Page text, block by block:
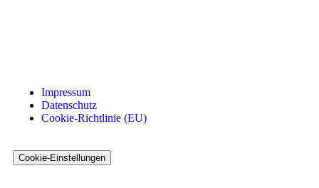
Impressum
Datenschutz
Cookie-Richtlinie (EU)
Cookie-Einstellungen